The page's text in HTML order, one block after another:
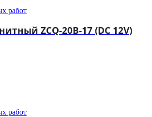
работ
ZCQ-20B-17 (DC 12V)
работ